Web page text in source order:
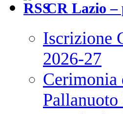
CR Lazio –
Iscrizione
2026-27
Cerimonia